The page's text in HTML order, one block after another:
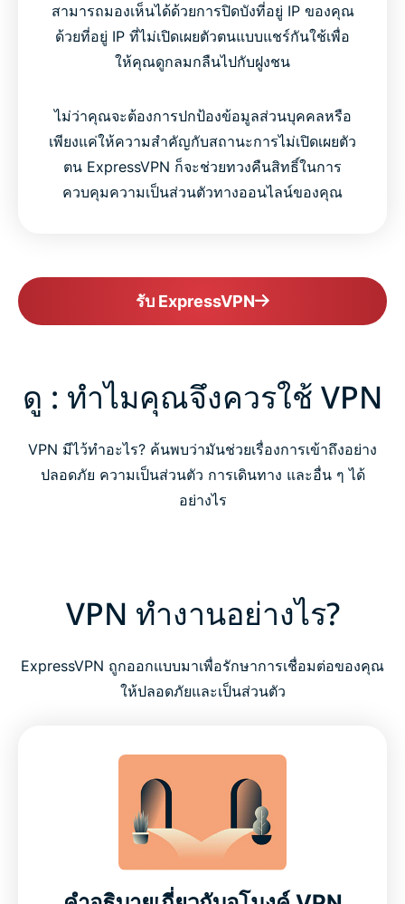
สามารถมองเห็นได้ด้วยการปิดบังที่อยู่ IP ของคุณ
ด้วยที่อยู่ IP ที่ไม่เปิดเผยตัวตนแบบแชร์กันใช้เพื่อ
ให้คุณดูกลมกลืนไปกับฝูงชน
ไม่ว่าคุณจะต้องการปกป้องข้อมูลส่วนบุคคลหรือ
เพียงแค่ให้ความสำคัญกับสถานะการไม่เปิดเผยตัว
ตน ExpressVPN ก็จะช่วยทวงคืนสิทธิ์ในการ
ควบคุมความเป็นส่วนตัวทางออนไลน์ของคุณ
รับ ExpressVPN
ดู : ทำไมคุณจึงควรใช้ VPN
VPN มีไว้ทำอะไร? ค้นพบว่ามันช่วยเรื่องการเข้าถึงอย่าง
ปลอดภัย ความเป็นส่วนตัว การเดินทาง และอื่น ๆ ได้
อย่างไร
VPN ทำงานอย่างไร?
ExpressVPN ถูกออกแบบมาเพื่อรักษาการเชื่อมต่อของคุณ
ให้ปลอดภัยและเป็นส่วนตัว